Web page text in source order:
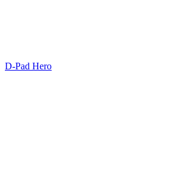
D-Pad Hero